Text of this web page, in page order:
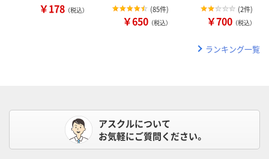
￥178 （税込）
(85件)
￥650 （税込）
(2件)
￥700 （税込）
ランキング一覧
アスクルについて
お気軽にご質問ください。